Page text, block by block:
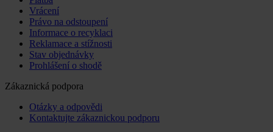
Vrácení
Právo na odstoupení
Informace o recyklaci
Reklamace a stížnosti
Stav objednávky
Prohlášení o shodě
Zákaznická podpora
Otázky a odpovědi
Kontaktujte zákaznickou podporu